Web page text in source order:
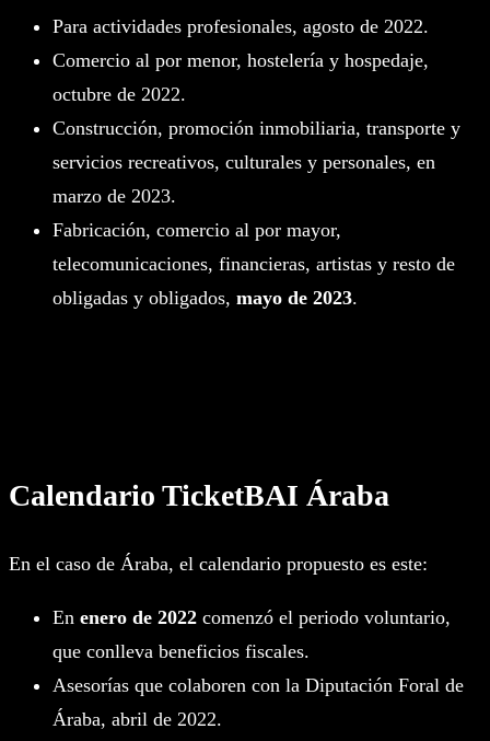
Para actividades profesionales, agosto de 2022.
Comercio al por menor, hostelería y hospedaje,
octubre de 2022.
Construcción, promoción inmobiliaria, transporte y
servicios recreativos, culturales y personales, en
marzo de 2023.
Fabricación, comercio al por mayor,
telecomunicaciones, financieras, artistas y resto de
obligadas y obligados, mayo de 2023.
Calendario TicketBAI Áraba
En el caso de Áraba, el calendario propuesto es este:
En enero de 2022 comenzó el periodo voluntario,
que conlleva beneficios fiscales.
Asesorías que colaboren con la Diputación Foral de
Áraba, abril de 2022.